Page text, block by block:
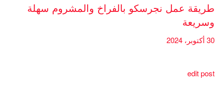
طريقة عمل نجرسكو بالفراخ والمشروم سهلة
وسريعة
30 أكتوبر، 2024
edit post